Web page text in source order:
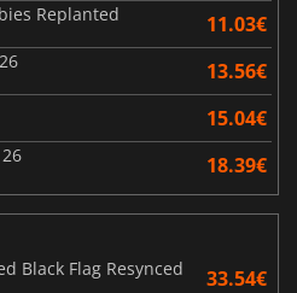
Replanted 11.03€
13.56€
15.04€
18.39€
Black Flag Resynced
33.54€